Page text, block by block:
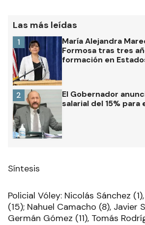
Las más leídas
María Alejandra
Formosa tras tres
formación en
1
El Gobernador
salarial del 15% para
2
Síntesis
Policial Vóley: Nicolás Sánchez
(15); Nahuel Camacho (8), Javier
Germán Gómez (11), Tomás